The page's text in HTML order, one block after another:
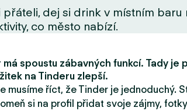
dej si drink v místním
co město nabízí.
má spoustu zábavných funkcí. Tady je
na Tinderu zlepší.
musíme říct, že Tinder je jednoduchý.
si na profil přidat svoje zájmy,